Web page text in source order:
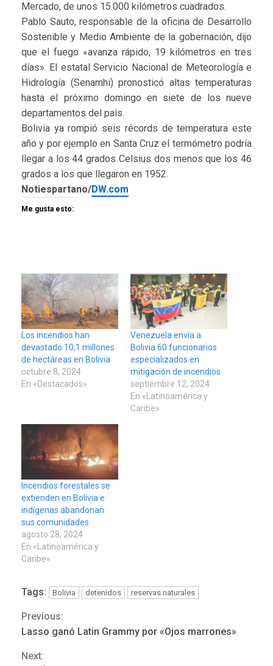
Mercado, de unos 15.000 kilómetros cuadrados.
Pablo Sauto, responsable de la oficina de Desarrollo
Sostenible y Medio Ambiente de la gobernación, dijo
que el fuego «avanza rápido, 19 kilómetros en tres
días». El estatal Servicio Nacional de Meteorología e
Hidrología (Senamhi) pronosticó altas temperaturas
hasta el próximo domingo en siete de los nueve
departamentos del país.
Bolivia ya rompió seis récords de temperatura este
año y por ejemplo en Santa Cruz el termómetro podría
llegar a los 44 grados Celsius dos menos que los 46
grados a los que llegaron en 1952.
Notiespartano/DW.com
Me gusta esto:
Los incendios han
devastado 10,1 millones
de hectáreas en Bolivia
octubre 8, 2024
En «Destacados»
Venezuela envía a
Bolivia 60 funcionarios
especializados en
mitigación de incendios
septiembre 12, 2024
En «Latinoamérica y
Caribe»
Incendios forestales se
extienden en Bolivia e
indígenas abandonan
sus comunidades
agosto 28, 2024
En «Latinoamérica y
Caribe»
Tags: Bolivia detenidos reservas naturales
Continue
Reading
Previous:
Lasso ganó Latin Grammy por «Ojos marrones»
Next: